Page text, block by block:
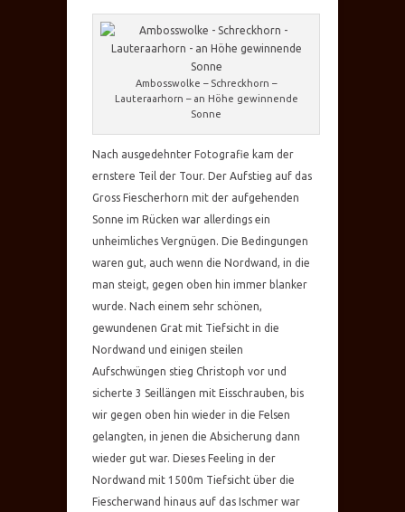
Ambosswolke – Schreckhorn –
Lauteraarhorn – an Höhe gewinnende
Sonne
Nach ausgedehnter Fotografie kam der
ernstere Teil der Tour. Der Aufstieg auf das
Gross Fiescherhorn mit der aufgehenden
Sonne im Rücken war allerdings ein
unheimliches Vergnügen. Die Bedingungen
waren gut, auch wenn die Nordwand, in die
man steigt, gegen oben hin immer blanker
wurde. Nach einem sehr schönen,
gewundenen Grat mit Tiefsicht in die
Nordwand und einigen steilen
Aufschwüngen stieg Christoph vor und
sicherte 3 Seillängen mit Eisschrauben, bis
wir gegen oben hin wieder in die Felsen
gelangten, in jenen die Absicherung dann
wieder gut war. Dieses Feeling in der
Nordwand mit 1500m Tiefsicht über die
Fiescherwand hinaus auf das Ischmer war